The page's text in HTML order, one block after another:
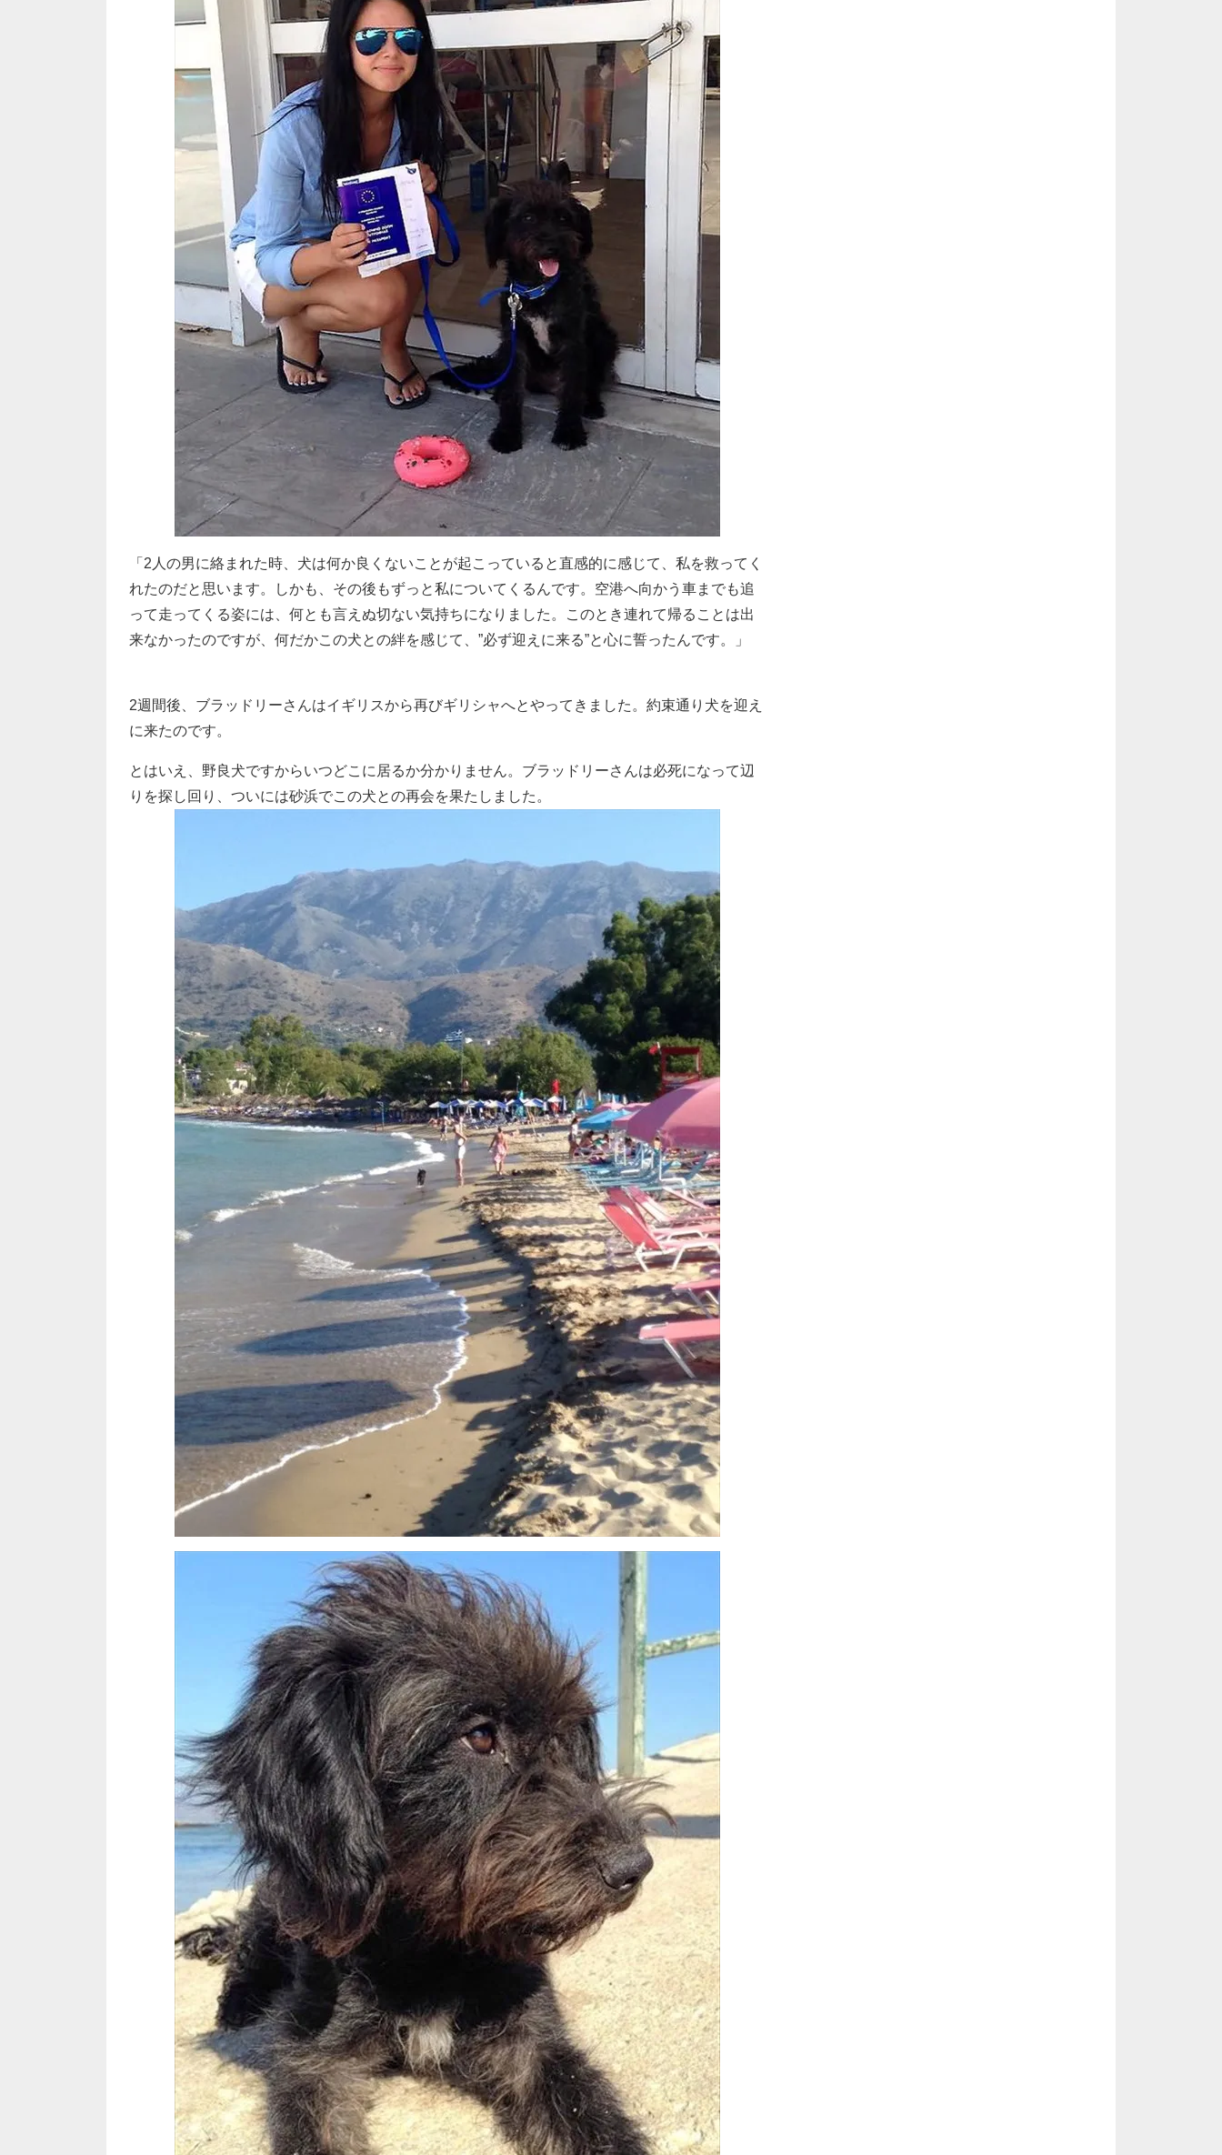
「2人の男に絡まれた時、犬は何か良くないことが起こっていると直感的に感じて、私を救ってく
れたのだと思います。しかも、その後もずっと私についてくるんです。空港へ向かう車までも追
って走ってくる姿には、何とも言えぬ切ない気持ちになりました。このとき連れて帰ることは出
来なかったのですが、何だかこの犬との絆を感じて、”必ず迎えに来る”と心に誓ったんです。」
2週間後、ブラッドリーさんはイギリスから再びギリシャへとやってきました。約束通り犬を迎え
に来たのです。
とはいえ、野良犬ですからいつどこに居るか分かりません。ブラッドリーさんは必死になって辺
りを探し回り、ついには砂浜でこの犬との再会を果たしました。